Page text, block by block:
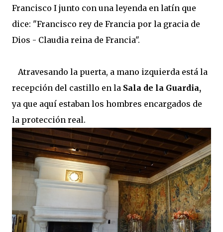
Francisco I junto con una leyenda en latín que
dice: "Francisco rey de Francia por la gracia de
Dios - Claudia reina de Francia".
Atravesando la puerta, a mano izquierda está la
recepción del castillo en la Sala de la Guardia,
ya que aquí estaban los hombres encargados de
la protección real.